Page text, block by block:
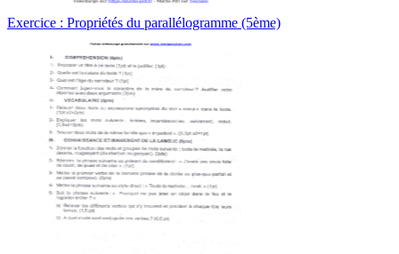
Exercice : Propriétés du parallélogramme (5ème)